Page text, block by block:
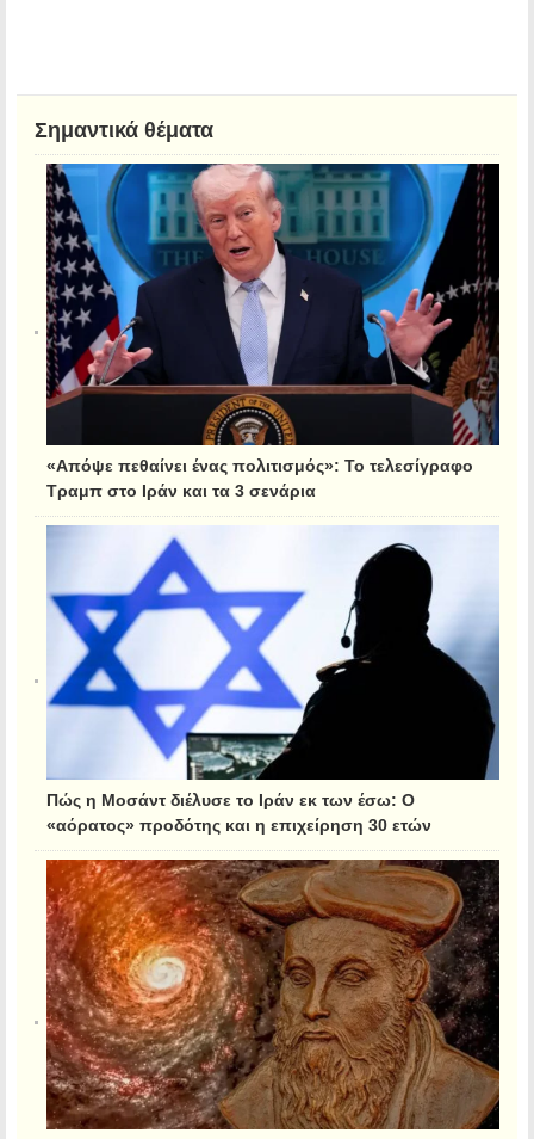
Σημαντικά θέματα
«Απόψε πεθαίνει ένας πολιτισμός»: Το τελεσίγραφο
Τραμπ στο Ιράν και τα 3 σενάρια
Πώς η Μοσάντ διέλυσε το Ιράν εκ των έσω: Ο
«αόρατος» προδότης και η επιχείρηση 30 ετών